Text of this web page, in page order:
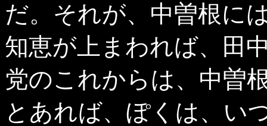
だ。それが、中曽根に
知恵が上まわれば、田
党のこれからは、中曽
とあれば、ぽくは、い